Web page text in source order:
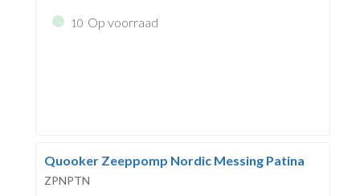
10 Op voorraad
Quooker Zeeppomp Nordic Messing Patina
ZPNPTN